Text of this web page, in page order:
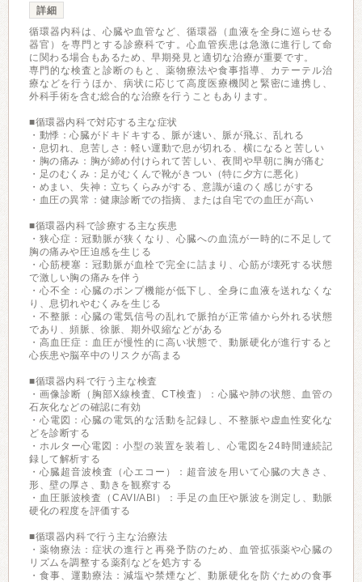
詳細
循環器内科は、心臓や血管など、循環器（血液を全身に巡らせる
器官）を専門とする診療科です。心血管疾患は急激に進行して命
に関わる場合もあるため、早期発見と適切な治療が重要です。
専門的な検査と診断のもと、薬物療法や食事指導、カテーテル治
療などを行うほか、病状に応じて高度医療機関と緊密に連携し、
外科手術を含む総合的な治療を行うこともあります。
■循環器内科で対応する主な症状
・動悸：心臓がドキドキする、脈が速い、脈が飛ぶ、乱れる
・息切れ、息苦しさ：軽い運動で息が切れる、横になると苦しい
・胸の痛み：胸が締め付けられて苦しい、夜間や早朝に胸が痛む
・足のむくみ：足がむくんで靴がきつい（特に夕方に悪化）
・めまい、失神：立ちくらみがする、意識が遠のく感じがする
・血圧の異常：健康診断での指摘、または自宅での血圧が高い
■循環器内科で診療する主な疾患
・狭心症：冠動脈が狭くなり、心臓への血流が一時的に不足して
胸の痛みや圧迫感を生じる
・心筋梗塞：冠動脈が血栓で完全に詰まり、心筋が壊死する状態
で激しい胸の痛みを伴う
・心不全：心臓のポンプ機能が低下し、全身に血液を送れなくな
り、息切れやむくみを生じる
・不整脈：心臓の電気信号の乱れで脈拍が正常値から外れる状態
であり、頻脈、徐脈、期外収縮などがある
・高血圧症：血圧が慢性的に高い状態で、動脈硬化が進行すると
心疾患や脳卒中のリスクが高まる
■循環器内科で行う主な検査
・画像診断（胸部X線検査、CT検査）：心臓や肺の状態、血管の
石灰化などの確認に有効
・心電図：心臓の電気的な活動を記録し、不整脈や虚血性変化な
どを診断する
・ホルター心電図：小型の装置を装着し、心電図を24時間連続記
録して解析する
・心臓超音波検査（心エコー）：超音波を用いて心臓の大きさ、
形、壁の厚さ、動きを観察する
・血圧脈波検査（CAVI/ABI）：手足の血圧や脈波を測定し、動脈
硬化の程度を評価する
■循環器内科で行う主な治療法
・薬物療法：症状の進行と再発予防のため、血管拡張薬や心臓の
リズムを調整する薬剤などを処方する
・食事、運動療法：減塩や禁煙など、動脈硬化を防ぐための食事